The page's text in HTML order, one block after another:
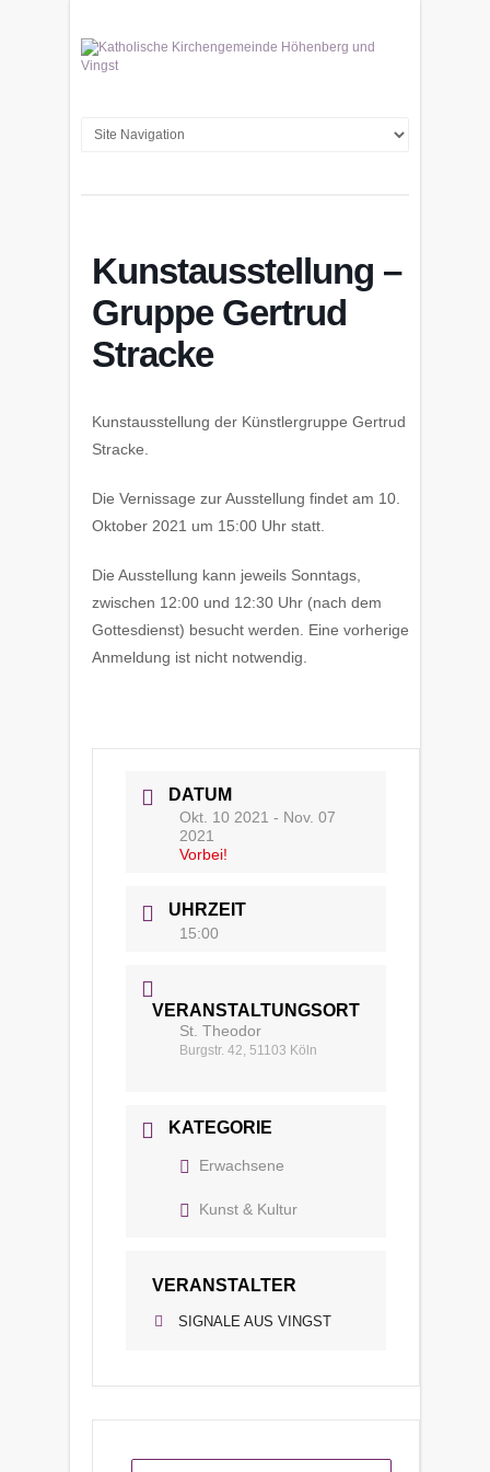
Kunstausstellung –
Gruppe Gertrud
Stracke
Kunstausstellung der Künstlergruppe Gertrud
Stracke.
Die Vernissage zur Ausstellung findet am 10.
Oktober 2021 um 15:00 Uhr statt.
Die Ausstellung kann jeweils Sonntags,
zwischen 12:00 und 12:30 Uhr (nach dem
Gottesdienst) besucht werden. Eine vorherige
Anmeldung ist nicht notwendig.
DATUM
Okt. 10 2021 - Nov. 07
2021
Vorbei!
UHRZEIT
15:00
VERANSTALTUNGSORT
St. Theodor
Burgstr. 42, 51103 Köln
KATEGORIE
Erwachsene
Kunst & Kultur
VERANSTALTER
SIGNALE AUS VINGST